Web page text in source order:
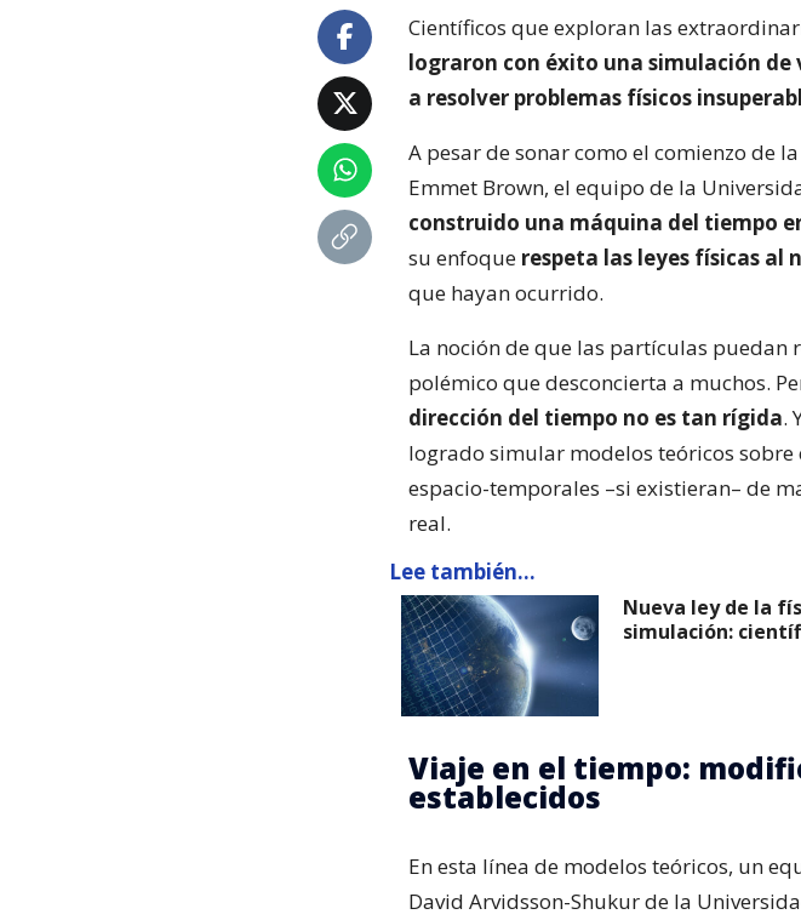
Científicos que exploran las
lograron con éxito una simulación
a resolver problemas físicos
A pesar de sonar como el comienzo de
Emmet Brown, el equipo de la
construido una máquina del tiempo
su enfoque respeta las leyes físicas al
que hayan ocurrido.
La noción de que las partículas puedan
polémico que desconcierta a muchos.
dirección del tiempo no es tan rígida.
logrado simular modelos teóricos
espacio-temporales –si existieran– de
real.
Lee también...
Nueva ley de la
simulación:
Viaje en el tiempo:
establecidos
En esta línea de modelos teóricos, un
David Arvidsson-Shukur de la